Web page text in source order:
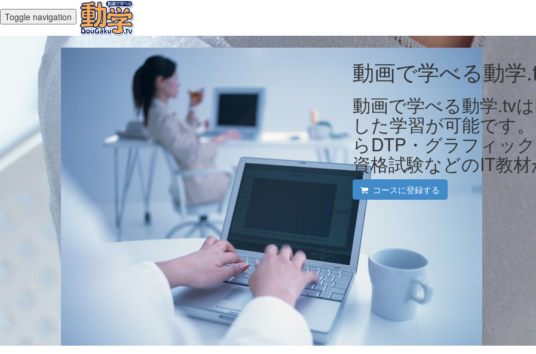
Toggle navigation
動画で学べる動学
動画で学べる動学.tv
した学習が可能です
らDTP・グラフィッ
資格試験などのIT教
コースに登録する